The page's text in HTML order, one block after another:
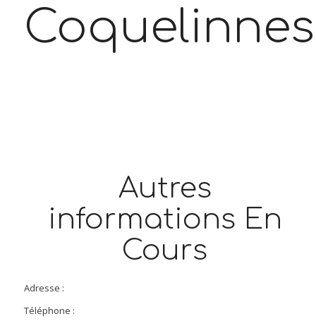
Coquelinnes
Autres
informations En
Cours
Adresse :
Téléphone :